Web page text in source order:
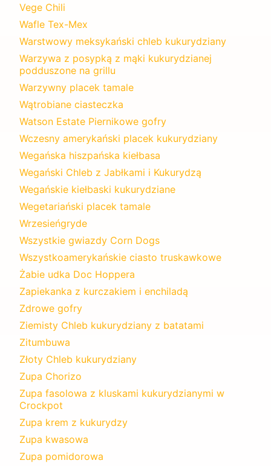
Vege Chili
Wafle Tex-Mex
Warstwowy meksykański chleb kukurydziany
Warzywa z posypką z mąki kukurydzianej
podduszone na grillu
Warzywny placek tamale
Wątrobiane ciasteczka
Watson Estate Piernikowe gofry
Wczesny amerykański placek kukurydziany
Wegańska hiszpańska kiełbasa
Wegański Chleb z Jabłkami i Kukurydzą
Wegańskie kiełbaski kukurydziane
Wegetariański placek tamale
Wrzesieńgryde
Wszystkie gwiazdy Corn Dogs
Wszystkoamerykańskie ciasto truskawkowe
Żabie udka Doc Hoppera
Zapiekanka z kurczakiem i enchiladą
Zdrowe gofry
Ziemisty Chleb kukurydziany z batatami
Zitumbuwa
Złoty Chleb kukurydziany
Zupa Chorizo
Zupa fasolowa z kluskami kukurydzianymi w
Crockpot
Zupa krem z kukurydzy
Zupa kwasowa
Zupa pomidorowa